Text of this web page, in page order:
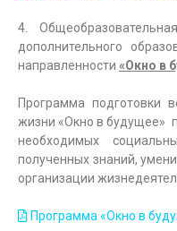
4.
дополнительного
направленности «Окно в
Программа подготовки
жизни «Окно в будущее»
необходимых
полученных знаний,
организации
Программа «Окно в